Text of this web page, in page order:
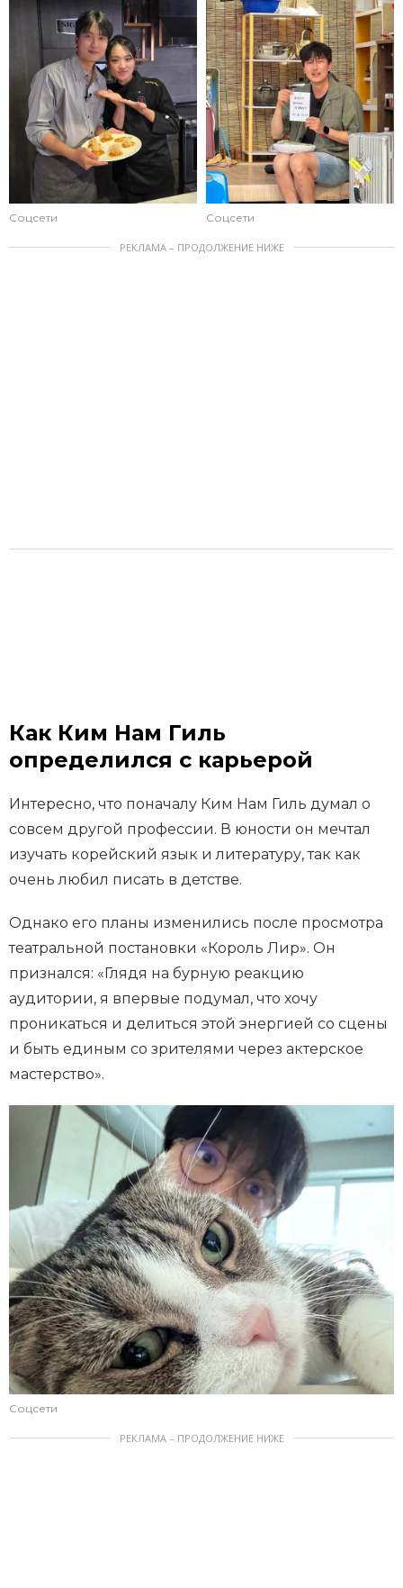
Соцсети Соцсети
РЕКЛАМА – ПРОДОЛЖЕНИЕ НИЖЕ
Как Ким Нам Гиль
определился с карьерой
Интересно, что поначалу Ким Нам Гиль думал о
совсем другой профессии. В юности он мечтал
изучать корейский язык и литературу, так как
очень любил писать в детстве.
Однако его планы изменились после просмотра
театральной постановки «Король Лир». Он
признался: «Глядя на бурную реакцию
аудитории, я впервые подумал, что хочу
проникаться и делиться этой энергией со сцены
и быть единым со зрителями через актерское
мастерство».
Соцсети
РЕКЛАМА – ПРОДОЛЖЕНИЕ НИЖЕ